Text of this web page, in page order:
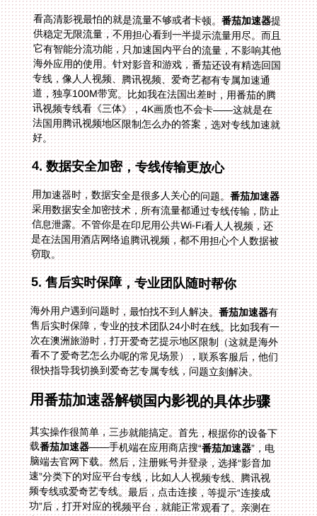
看高清影视最怕的就是流量不够或者卡顿。番茄加速器提
供稳定无限流量，不用担心看到一半提示流量用尽。而且
它有智能分流功能，只加速国内平台的流量，不影响其他
海外应用的使用。针对影音和游戏，番茄还设有精选回国
专线，像人人视频、腾讯视频、爱奇艺都有专属加速通
道，独享100M带宽。比如我在法国出差时，用番茄的腾
讯视频专线看《三体》，4K画质也不会卡——这就是在
法国用腾讯视频地区限制怎么办的答案，选对专线加速就
好。
4. 数据安全加密，专线传输更放心
用加速器时，数据安全是很多人关心的问题。番茄加速器
采用数据安全加密技术，所有流量都通过专线传输，防止
信息泄露。不管你是在印尼用公共Wi-Fi看人人视频，还
是在法国用酒店网络追腾讯视频，都不用担心个人数据被
窃取。
5. 售后实时保障，专业团队随时帮你
海外用户遇到问题时，最怕找不到人解决。番茄加速器有
售后实时保障，专业的技术团队24小时在线。比如我有一
次在澳洲旅游时，打开爱奇艺提示地区限制（这就是海外
看不了爱奇艺怎么办呢的常见场景），联系客服后，他们
很快指导我切换到爱奇艺专属专线，问题立刻解决。
用番茄加速器解锁国内影视的具体步骤
其实操作很简单，三步就能搞定。首先，根据你的设备下
载番茄加速器——手机端在应用商店搜“番茄加速器”，电
脑端去官网下载。然后，注册账号并登录，选择“影音加
速”分类下的对应平台专线，比如人人视频专线、腾讯视
频专线或爱奇艺专线。最后，点击连接，等提示“连接成
功”后，打开对应的视频平台，就能正常观看了。亲测在
印尼用人人视频、法国用腾讯视频、美国看爱奇艺都有